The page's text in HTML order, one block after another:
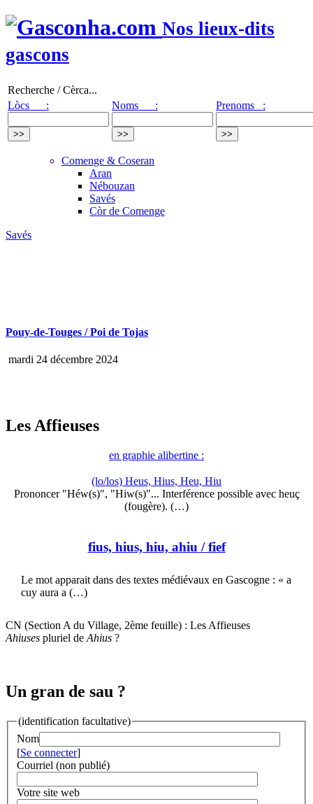
Nos lieux-dits
gascons
Recherche / Cèrca...
Lòcs :
Noms : Prenoms :
Comenge & Coseran
Aran
Nébouzan
Savés
Còr de Comenge
Savés
Pouy-de-Touges / Poi de Tojas
mardi 24 décembre 2024
Les Affieuses
en graphie alibertine :
(lo/los) Heus, Hius, Heu, Hiu
Prononcer "Héw(s)", "Hiw(s)"... Interférence possible avec heuç
(fougère). (…)
fius, hius, hiu, ahiu / fief
Le mot apparait dans des textes médiévaux en Gascogne : « a
cuy aura a (…)
CN (Section A du Village, 2ème feuille) : Les Affieuses
Ahiuses pluriel de Ahius ?
Un gran de sau ?
(identification facultative)
Nom
[Se connecter]
Courriel (non publié)
Votre site web